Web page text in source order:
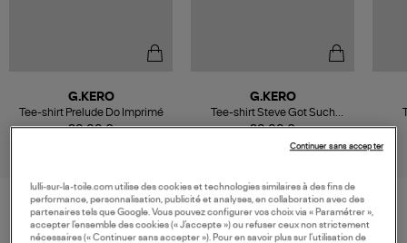
80,00 €
G.KERO
Tee-shirt Prelude Do Imprimé
80,00 €
G.KERO
Tee-shirt Steve Got Such
Imprimé
VOS DERNIERS PRODUITS VUS
lulli-sur-la-toile.com utilise des cookies et technologies similaires à des fins de
performance, personnalisation, publicité et analyses, en collaboration avec des
partenaires tels que Google. Vous pouvez configurer vos choix via « Paramétrer »,
accepter l’ensemble des cookies (« J’accepte ») ou refuser ceux non strictement
nécessaires (« Continuer sans accepter »). Pour en savoir plus sur l’utilisation de
Continuer sans accepter